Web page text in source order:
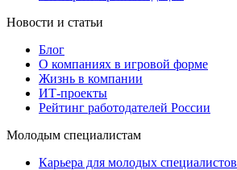
Новости и статьи
Блог
О компаниях в игровой форме
Жизнь в компании
ИТ-проекты
Рейтинг работодателей России
Молодым специалистам
Карьера для молодых специалистов